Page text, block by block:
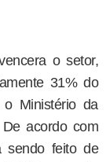
o setor,
31% do
o Ministério da
acordo com
sendo feito de